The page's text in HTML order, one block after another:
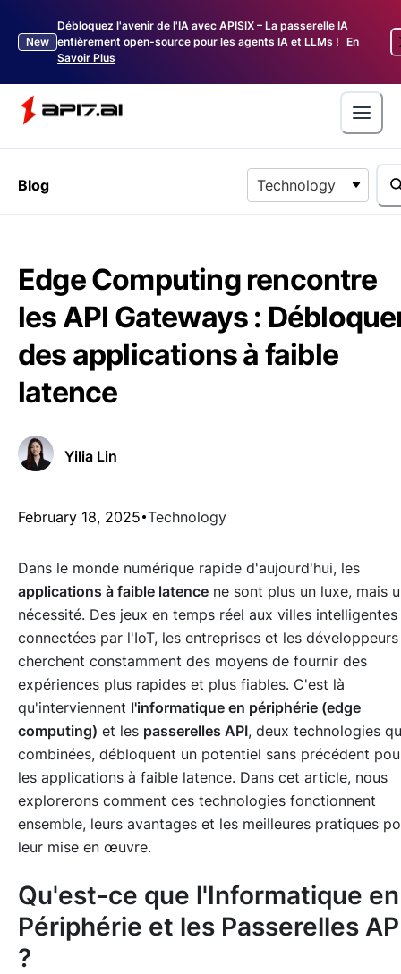
New
Débloquez l'avenir de l'IA avec APISIX – La passerelle IA
entièrement open-source pour les agents IA et LLMs ! En
Savoir Plus
Blog Technology
Edge Computing rencontre
les API Gateways :
des applications à faible
latence
Yilia Lin
February 18, 2025 Technology
Dans le monde numérique rapide d'aujourd'hui, les
applications à faible latence ne sont plus un luxe, mais
nécessité. Des jeux en temps réel aux villes intelligentes
connectées par l'IoT, les entreprises et les développeurs
cherchent constamment des moyens de fournir des
expériences plus rapides et plus fiables. C'est là
qu'interviennent l'informatique en périphérie (edge
computing) et les passerelles API, deux technologies
combinées, débloquent un potentiel sans précédent
les applications à faible latence. Dans cet article, nous
explorerons comment ces technologies fonctionnent
ensemble, leurs avantages et les meilleures pratiques
leur mise en œuvre.
Qu'est-ce que l'Informatique en
Périphérie et les Passerelles
?